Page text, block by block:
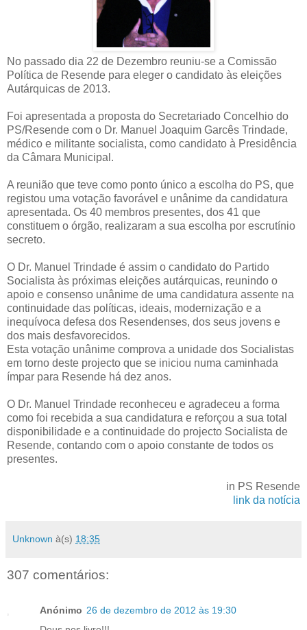
No passado dia 22 de Dezembro reuniu-se a Comissão
Política de Resende para eleger o candidato às eleições
Autárquicas de 2013.
Foi apresentada a proposta do Secretariado Concelhio do
PS/Resende com o Dr. Manuel Joaquim Garcês Trindade,
médico e militante socialista, como candidato à Presidência
da Câmara Municipal.
A reunião que teve como ponto único a escolha do PS, que
registou uma votação favorável e unânime da candidatura
apresentada. Os 40 membros presentes, dos 41 que
constituem o órgão, realizaram a sua escolha por escrutínio
secreto.
O Dr. Manuel Trindade é assim o candidato do Partido
Socialista às próximas eleições autárquicas, reunindo o
apoio e consenso unânime de uma candidatura assente na
continuidade das políticas, ideais, modernização e a
inequívoca defesa dos Resendenses, dos seus jovens e
dos mais desfavorecidos.
Esta votação unânime comprova a unidade dos Socialistas
em torno deste projecto que se iniciou numa caminhada
ímpar para Resende há dez anos.
O Dr. Manuel Trindade reconheceu e agradeceu a forma
como foi recebida a sua candidatura e reforçou a sua total
disponibilidade e a continuidade do projecto Socialista de
Resende, contando com o apoio constante de todos os
presentes.
in PS Resende
link da notícia
Unknown à(s) 18:35
307 comentários:
Anónimo 26 de dezembro de 2012 às 19:30